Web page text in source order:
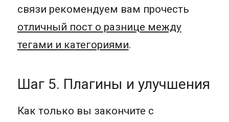
связи рекомендуем вам прочесть
отличный пост о разнице между
тегами и категориями.
Шаг 5. Плагины и улучшения
Как только вы закончите с